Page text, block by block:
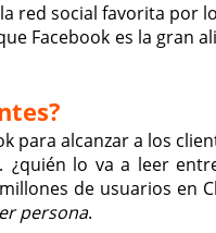
red social favorita por
Facebook es la gran
para alcanzar a los
lo va a leer
de usuarios en
persona.